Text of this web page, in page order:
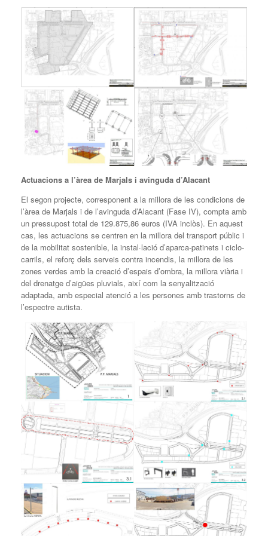
Actuacions a l’àrea de Marjals i avinguda d’Alacant
El segon projecte, corresponent a la millora de les condicions de
l’àrea de Marjals i de l’avinguda d’Alacant (Fase IV), compta amb
un pressupost total de 129.875,86 euros (IVA inclòs). En aquest
cas, les actuacions se centren en la millora del transport públic i
de la mobilitat sostenible, la instal·lació d’aparca-patinets i ciclo-
carrils, el reforç dels serveis contra incendis, la millora de les
zones verdes amb la creació d’espais d’ombra, la millora viària i
del drenatge d’aigües pluvials, així com la senyalització
adaptada, amb especial atenció a les persones amb trastorns de
l’espectre autista.